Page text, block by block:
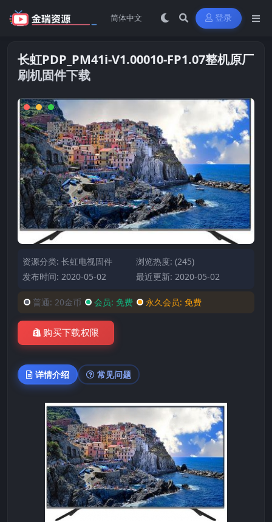
登录
长虹PDP_PM41i-V1.00010-FP1.07整机原厂
刷机固件下载
资源分类: 长虹电视固件
浏览热度: (245)
发布时间: 2020-05-02
最近更新: 2020-05-02
普通: 20金币 会员: 免费 永久会员: 免费
购买下载权限
详情介绍 常见问题